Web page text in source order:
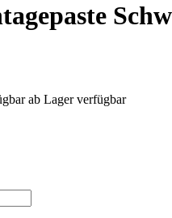
ab Lager verfügbar